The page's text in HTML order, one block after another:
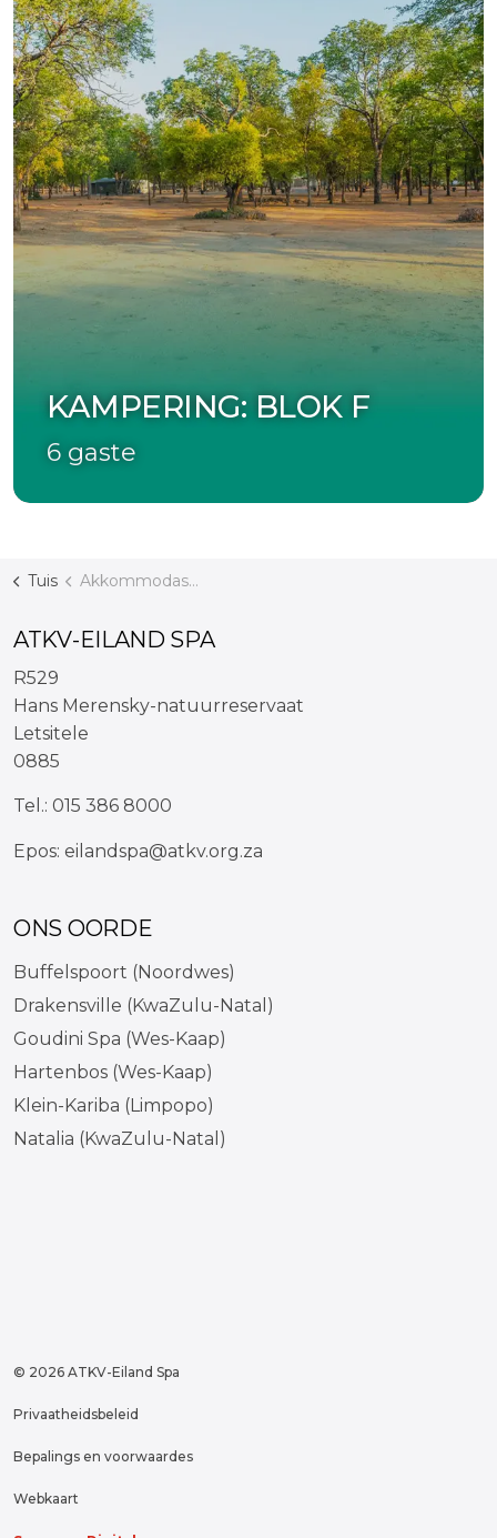
KAMPERING: BLOK F
6 gaste
Tuis Akkommodasie
ATKV-EILAND SPA
R529
Hans Merensky-natuurreservaat
Letsitele
0885
Tel.: 015 386 8000
Epos: eilandspa@atkv.org.za
ONS OORDE
Buffelspoort (Noordwes)
Drakensville (KwaZulu-Natal)
Goudini Spa (Wes-Kaap)
Hartenbos (Wes-Kaap)
Klein-Kariba (Limpopo)
Natalia (KwaZulu-Natal)
© 2026 ATKV-Eiland Spa
Privaatheidsbeleid
Bepalings en voorwaardes
Webkaart